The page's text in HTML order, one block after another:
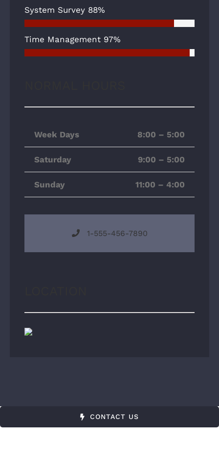
System Survey 88%
Time Management 97%
Week Days 8:00 – 5:00
Saturday 9:00 – 5:00
Sunday 11:00 – 4:00
1-555-456-7890
CONTACT US